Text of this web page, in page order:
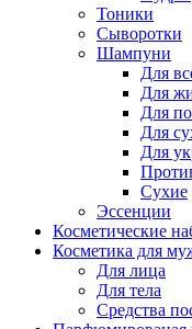
Тоники
Сыворотки
Шампуни
Для
Для
Для
Для
Для
Сухие
Эссенции
Косметические
Косметика для
Для лица
Для тела
Средства